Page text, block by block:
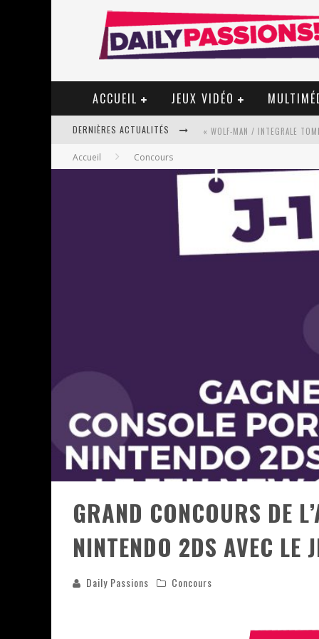
ACCUEIL JEUX VIDÉO
DERNIÈRES ACTUALITÉS « WOLF-MAN / INTEGRALE
« MON VILLAGE RÉVOLTÉ » -
STAR FOX
« MOFUSAND / PARLER
« LE VENT DAND LES SAULES
« DAMN THEM ALL » - UN DUO
YOSHI AND THE MYSTERIOUS
Accueil Concours
GRAND CONCOURS DE
NINTENDO 2DS AVEC LE
Daily Passions Concours